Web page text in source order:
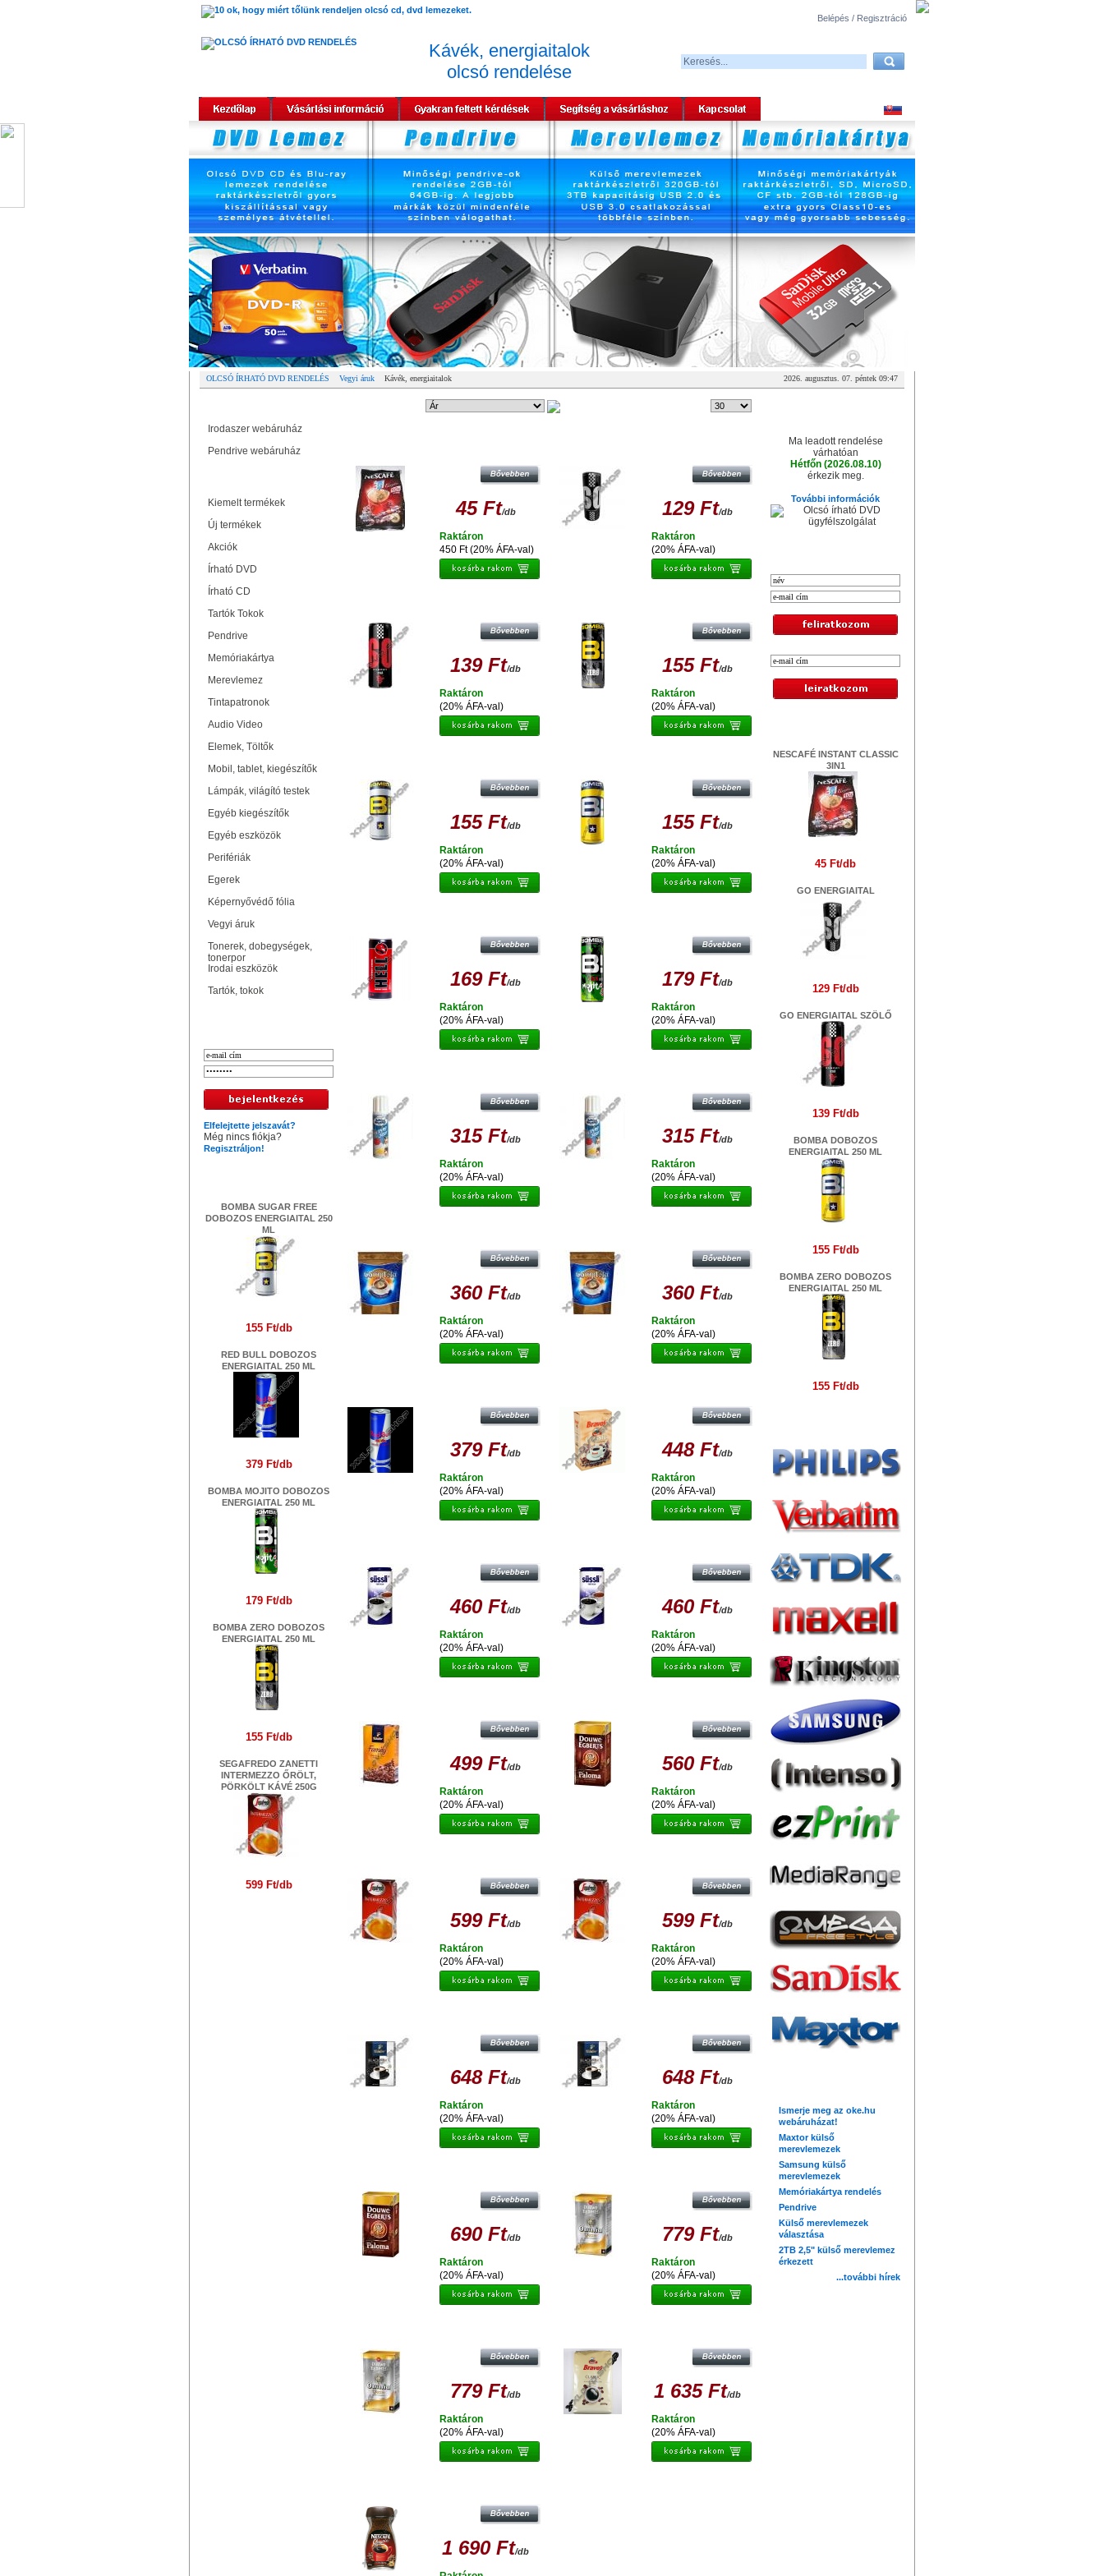
Belépés / Regisztráció
Kávék, energiaitalok
olcsó rendelése
OLCSÓ ÍRHATÓ DVD RENDELÉS Vegyi áruk Kávék, energiaitalok 2026. augusztus. 07. péntek 09:47
Irodaszer webáruház
Pendrive webáruház
Kiemelt termékek
Új termékek
Akciók
Írható DVD
Írható CD
Tartók Tokok
Pendrive
Memóriakártya
Merevlemez
Tintapatronok
Audio Video
Elemek, Töltők
Mobil, tablet, kiegészítők
Lámpák, világító testek
Egyéb kiegészítők
Egyéb eszközök
Perifériák
Egerek
Képernyővédő fólia
Vegyi áruk
Tonerek, dobegységek,
tonerpor
Irodai eszközök
Tartók, tokok
Elfelejtette jelszavát?
Még nincs fiókja?
Regisztráljon!
BOMBA SUGAR FREE
DOBOZOS ENERGIAITAL 250
ML
155 Ft/db
RED BULL DOBOZOS
ENERGIAITAL 250 ML
379 Ft/db
BOMBA MOJITO DOBOZOS
ENERGIAITAL 250 ML
179 Ft/db
BOMBA ZERO DOBOZOS
ENERGIAITAL 250 ML
155 Ft/db
SEGAFREDO ZANETTI
INTERMEZZO ŐRÖLT,
PÖRKÖLT KÁVÉ 250G
599 Ft/db
45 Ft/db
450 Ft (20% ÁFA-val)
Raktáron
129 Ft/db
(20% ÁFA-val)
Raktáron
139 Ft/db
(20% ÁFA-val)
Raktáron
155 Ft/db
(20% ÁFA-val)
Raktáron
155 Ft/db
(20% ÁFA-val)
Raktáron
155 Ft/db
(20% ÁFA-val)
Raktáron
169 Ft/db
(20% ÁFA-val)
Raktáron
179 Ft/db
(20% ÁFA-val)
Raktáron
315 Ft/db
(20% ÁFA-val)
Raktáron
315 Ft/db
(20% ÁFA-val)
Raktáron
360 Ft/db
(20% ÁFA-val)
Raktáron
360 Ft/db
(20% ÁFA-val)
Raktáron
379 Ft/db
(20% ÁFA-val)
Raktáron
448 Ft/db
(20% ÁFA-val)
Raktáron
460 Ft/db
(20% ÁFA-val)
Raktáron
460 Ft/db
(20% ÁFA-val)
Raktáron
499 Ft/db
(20% ÁFA-val)
Raktáron
560 Ft/db
(20% ÁFA-val)
Raktáron
599 Ft/db
(20% ÁFA-val)
Raktáron
599 Ft/db
(20% ÁFA-val)
Raktáron
648 Ft/db
(20% ÁFA-val)
Raktáron
648 Ft/db
(20% ÁFA-val)
Raktáron
690 Ft/db
(20% ÁFA-val)
Raktáron
779 Ft/db
(20% ÁFA-val)
Raktáron
779 Ft/db
(20% ÁFA-val)
Raktáron
1 635 Ft/db
(20% ÁFA-val)
Raktáron
1 690 Ft/db
Ma leadott rendelése
várhatóan
Hétfőn (2026.08.10)
érkezik meg.
További információk
NESCAFÉ INSTANT CLASSIC
3IN1
45 Ft/db
GO ENERGIAITAL
129 Ft/db
GO ENERGIAITAL SZÖLŐ
139 Ft/db
BOMBA DOBOZOS
ENERGIAITAL 250 ML
155 Ft/db
BOMBA ZERO DOBOZOS
ENERGIAITAL 250 ML
155 Ft/db
Ismerje meg az oke.hu
webáruházat!
Maxtor külső
merevlemezek
Samsung külső
merevlemezek
Memóriakártya rendelés
Pendrive
Külső merevlemezek
választása
2TB 2,5" külső merevlemez
érkezett
...további hírek